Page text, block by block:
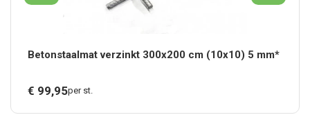
Betonstaalmat verzinkt 300x200 cm (10x10) 5 mm*
€ 99,95per st.